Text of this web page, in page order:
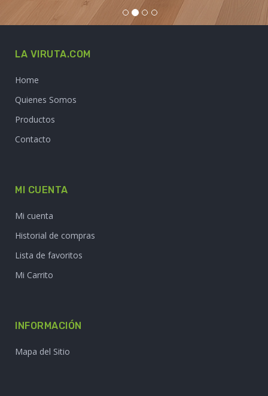
LA VIRUTA.COM
Home
Quienes Somos
Productos
Contacto
MI CUENTA
Mi cuenta
Historial de compras
Lista de favoritos
Mi Carrito
INFORMACIÓN
Mapa del Sitio